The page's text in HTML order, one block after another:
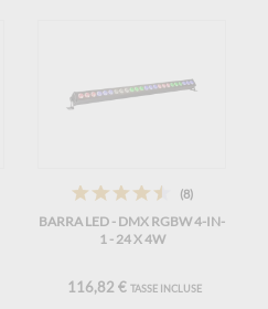
(8)
BARRA LED - DMX RGBW 4-IN-
1 - 24 X 4W
116,82 € TASSE INCLUSE